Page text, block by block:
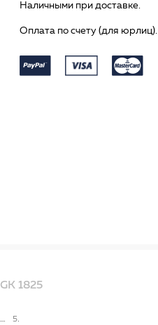
Наличными при доставке.
Оплата по счету (для юрлиц).
1825
5